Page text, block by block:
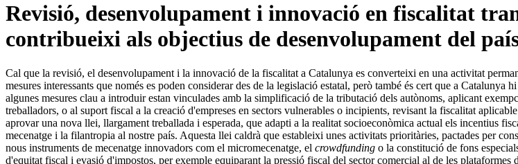
Revisió, desenvolupament i innovació en fiscalitat
contribueixi als objectius de desenvolupament del
Cal que la revisió, el desenvolupament i la innovació de la fiscalitat a Catalunya es converteixi en una activitat
mesures interessants que només es poden considerar des de la legislació estatal, però també és cert que a
algunes mesures clau a introduir estan vinculades amb la simplificació de la tributació dels autònoms, aplicant
treballadors, o al suport fiscal a la creació d'empreses en sectors vulnerables o incipients, revisant la fiscalitat
aprovar una nova llei, llargament treballada i esperada, que adapti a la realitat socioeconòmica actual els incentius
mecenatge i la filantropia al nostre país. Aquesta llei caldrà que estableixi unes activitats prioritàries, pactades per
nous instruments de mecenatge innovadors com el micromecenatge, el crowdfunding o la constitució de fons
d'equitat fiscal i evasió d'impostos, per exemple equiparant la pressió fiscal del sector comercial al de les